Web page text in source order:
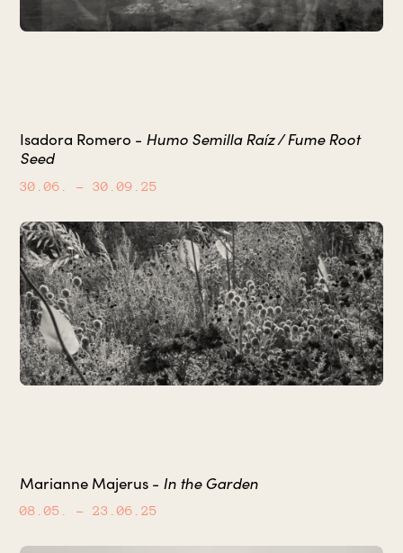
Isadora Romero - Humo Semilla Raíz / Fume Root
Seed
30.06. – 30.09.25
Marianne Majerus - In the Garden
08.05. – 23.06.25